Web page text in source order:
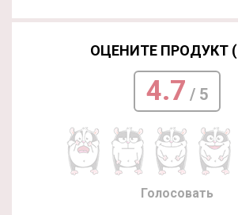
ОЦЕНИТЕ ПРОДУКТ (
4.7 / 5
Голосовать